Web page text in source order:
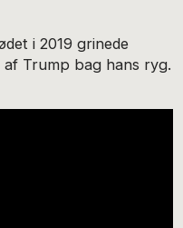
i 2019 grinede
af Trump bag hans ryg.